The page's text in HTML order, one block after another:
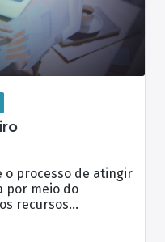
o processo de atingir
por meio do
recursos